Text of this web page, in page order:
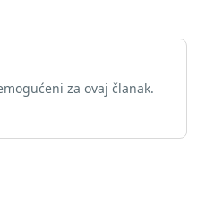
za ovaj članak.